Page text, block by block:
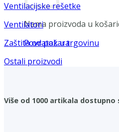
Nema proizvoda u
Povratak u trgovinu
Ventilacijske rešetke
Ventilatori
Zaštita od požara
Ostali proizvodi
Više od 1000 artikala dostupno